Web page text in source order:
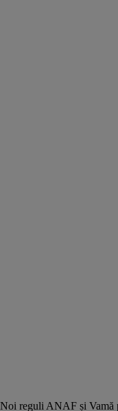
Noi reguli ANAF și Vamă